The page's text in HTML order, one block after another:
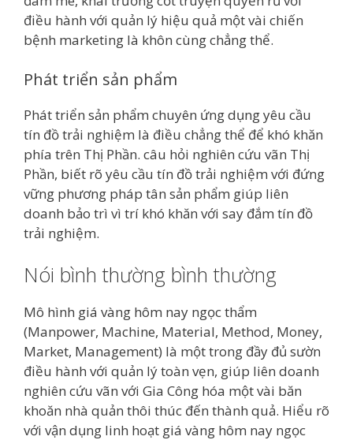
điều hành với quản lý hiệu quả một vài chiến
bệnh marketing là khôn cùng chẳng thể.
Phát triển sản phẩm
Phát triển sản phẩm chuyên ứng dụng yêu cầu
tín đồ trải nghiệm là điều chẳng thể để khó khăn
phía trên Thị Phần. câu hỏi nghiên cứu vãn Thị
Phần, biết rõ yêu cầu tín đồ trải nghiệm với đứng
vững phương pháp tân sản phẩm giúp liên
doanh bảo trì vì trí khó khăn với say đắm tín đồ
trải nghiệm.
Nói bình thường bình thường
Mô hình giá vàng hôm nay ngọc thẩm
(Manpower, Machine, Material, Method, Money,
Market, Management) là một trong đầy đủ sườn
điều hành với quản lý toàn vẹn, giúp liên doanh
nghiên cứu vãn với Gia Công hóa một vài băn
khoăn nhà quản thôi thúc đến thành quả. Hiểu rõ
với vận dụng linh hoạt giá vàng hôm nay ngọc